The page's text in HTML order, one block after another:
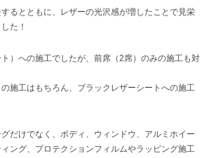
るとともに、レザーの光沢感が増したことで見栄
た！
）への施工でしたが、前席（2席）のみの施工も対
施工はもちろん、ブラックレザーシートへの施工
だけでなく、ボディ、ウィンドウ、アルミホイー
ング、プロテクションフィルムやラッピング施工